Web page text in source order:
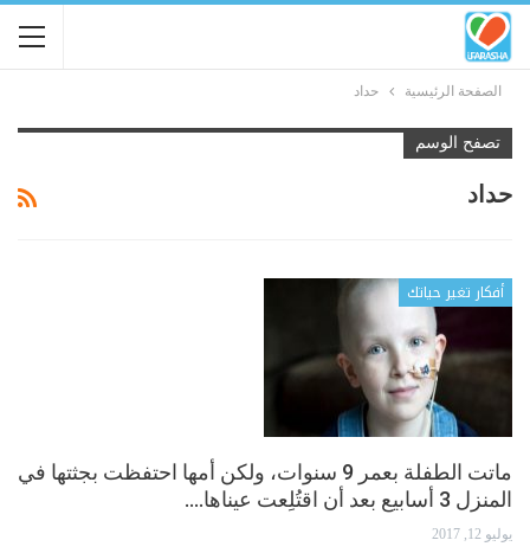
الصفحة الرئيسية حداد
تصفح الوسم
حداد
أفكار تغير حياتك
ماتت الطفلة بعمر 9 سنوات، ولكن أمها احتفظت بجثتها في
المنزل 3 أسابيع بعد أن اقتُلِعت عيناها.…
يوليو 12, 2017